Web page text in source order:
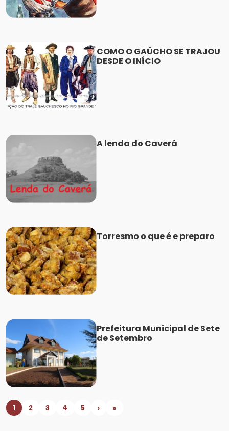
COMO O GAÚCHO SE TRAJOU
DESDE O INÍCIO
A lenda do Caverá
Torresmo o que é e preparo
Prefeitura Municipal de Sete
de Setembro
1 2 3 4 5 › »